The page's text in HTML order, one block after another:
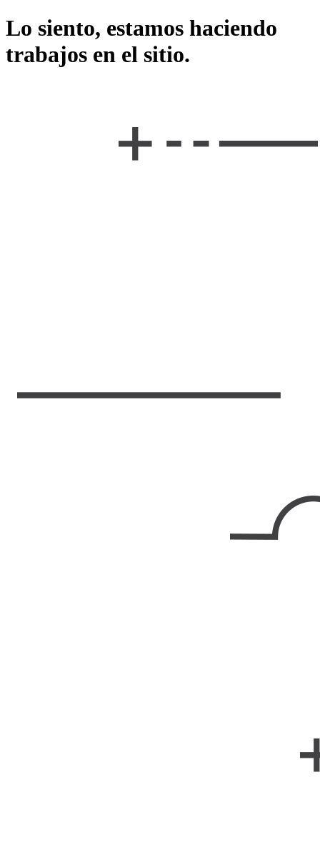
Lo siento, estamos haciendo
trabajos en el sitio.